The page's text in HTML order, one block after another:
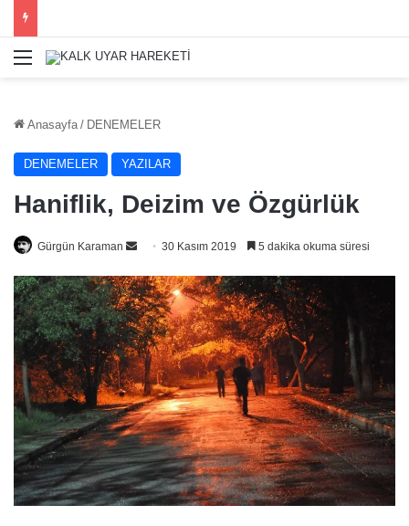
Menü
Anasayfa / DENEMELER
DENEMELER YAZILAR
Haniflik, Deizim ve Özgürlük
Gürgün Karaman
Bir
posta
göndermek
30 Kasım 2019 5 dakika okuma süresi